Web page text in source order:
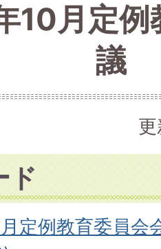
10月定例
議
ド
定例教育委員会